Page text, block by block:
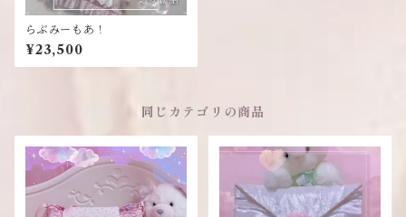
らぶみーもあ！
¥23,500
同じカテゴリの商品